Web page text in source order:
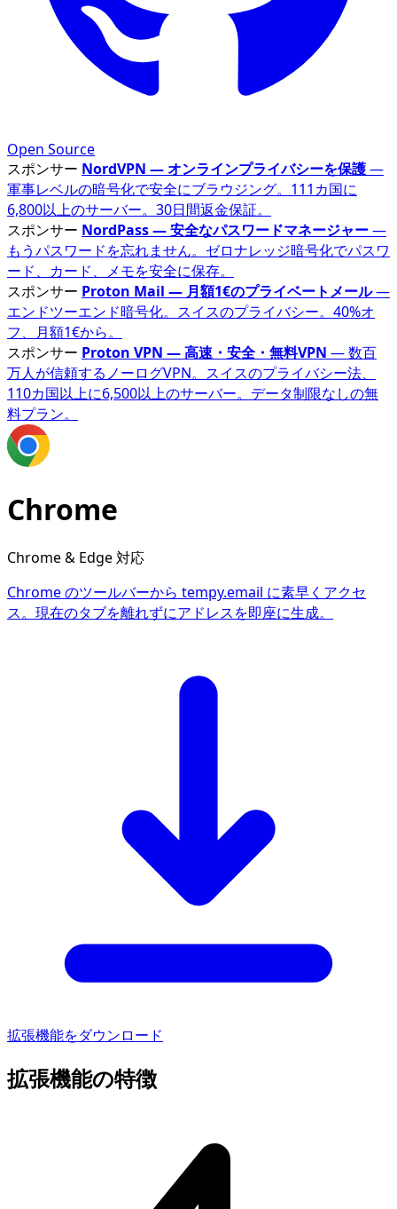
Open Source
スポンサー NordVPN — オンラインプライバシーを保護—
軍事レベルの暗号化で安全にブラウジング。111カ国に
6,800以上のサーバー。30日間返金保証。
スポンサー NordPass — 安全なパスワードマネージャー—
もうパスワードを忘れません。ゼロナレッジ暗号化でパスワ
ード、カード、メモを安全に保存。
スポンサー Proton Mail — 月額1€のプライベートメール—
エンドツーエンド暗号化。スイスのプライバシー。40%オ
フ、月額1€から。
スポンサー Proton VPN — 高速・安全・無料VPN — 数百
万人が信頼するノーログVPN。スイスのプライバシー法、
110カ国以上に6,500以上のサーバー。データ制限なしの無
料プラン。
Chrome
Chrome & Edge 対応
Chrome のツールバーから tempy.email に素早くアクセ
ス。現在のタブを離れずにアドレスを即座に生成。
拡張機能をダウンロード
拡張機能の特徴